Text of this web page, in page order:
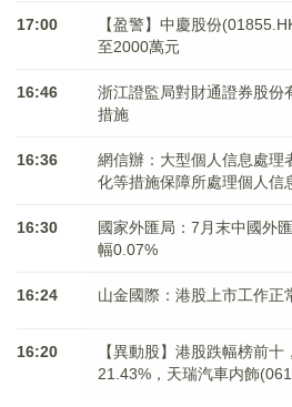
17:00
【盈警】中慶股份
至2000萬元
16:46
浙江證監局對財通證券股份
措施
16:36
網信辦：大型個人信息處理
化等措施保障所處理個人信
16:30
國家外匯局：7月末中國外
幅0.07%
16:24 山金國際：港股上市工作正
16:20
【異動股】港股跌幅榜前
21.43%，天瑞汽車内飾